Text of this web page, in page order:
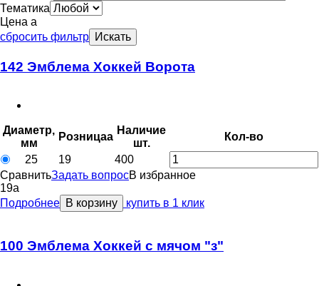
Тематика
Цена a
сбросить фильтр Искать
142 Эмблема Хоккей Ворота
Диаметр,
мм
Розницаa
Наличие
шт.
Кол-во
25
19
400
СравнитьЗадать вопросВ избранное
19a
Подробнее В корзину купить в 1 клик
100 Эмблема Хоккей с мячом "з"